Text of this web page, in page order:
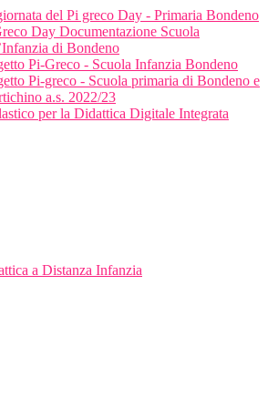
del Pi greco Day - Primaria Bondeno
Day Documentazione Scuola
di Bondeno
Pi-Greco - Scuola Infanzia Bondeno
Pi-greco - Scuola primaria di Bondeno e
a.s. 2022/23
per la Didattica Digitale Integrata
a Distanza Infanzia